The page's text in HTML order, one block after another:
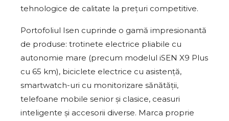
tehnologice de calitate la prețuri competitive.
Portofoliul Isen cuprinde o gamă impresionantă
de produse: trotinete electrice pliabile cu
autonomie mare (precum modelul iSEN X9 Plus
cu 65 km), biciclete electrice cu asistență,
smartwatch-uri cu monitorizare sănătății,
telefoane mobile senior și clasice, ceasuri
inteligente și accesorii diverse. Marca proprie